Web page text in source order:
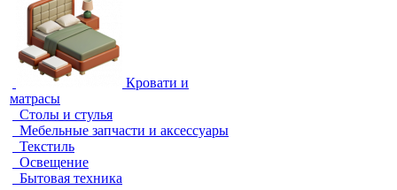
Кровати и
матрасы
Столы и стулья
Мебельные запчасти и аксессуары
Текстиль
Освещение
Бытовая техника